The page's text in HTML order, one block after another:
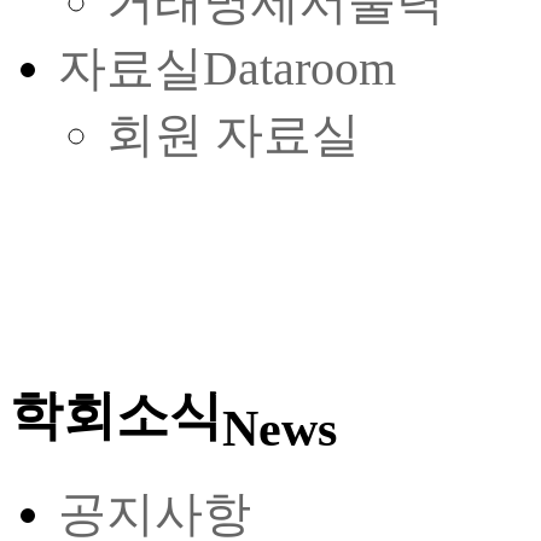
자료실Dataroom
회원 자료실
학회소식News
공지사항